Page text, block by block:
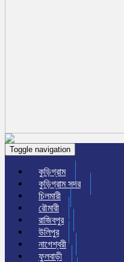
Toggle navigation
কুড়িগ্রাম
কুড়িগ্রাম সদর
চিলমারী
রৌমারী
রাজিবপুর
উলিপুর
নাগেশ্বরী
ফুলবাড়ী